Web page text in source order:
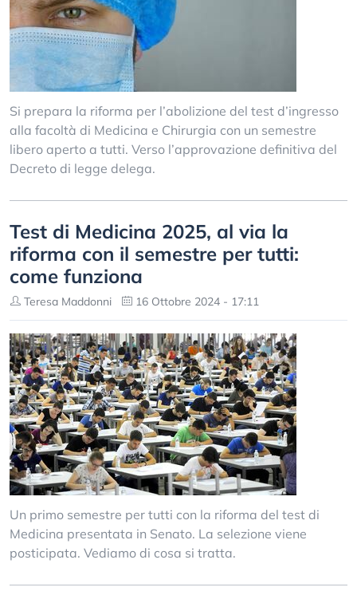
Si prepara la riforma per l’abolizione del test d’ingresso
alla facoltà di Medicina e Chirurgia con un semestre
libero aperto a tutti. Verso l’approvazione definitiva del
Decreto di legge delega.
Test di Medicina 2025, al via la
riforma con il semestre per tutti:
come funziona
Teresa Maddonni 16 Ottobre 2024 - 17:11
Un primo semestre per tutti con la riforma del test di
Medicina presentata in Senato. La selezione viene
posticipata. Vediamo di cosa si tratta.